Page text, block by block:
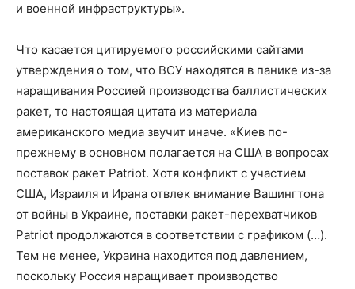
и военной инфраструктуры».
Что касается цитируемого российскими сайтами
утверждения о том, что ВСУ находятся в панике из-за
наращивания Россией производства баллистических
ракет, то настоящая цитата из материала
американского медиа звучит иначе. «Киев по-
прежнему в основном полагается на США в вопросах
поставок ракет Patriot. Хотя конфликт с участием
США, Израиля и Ирана отвлек внимание Вашингтона
от войны в Украине, поставки ракет-перехватчиков
Patriot продолжаются в соответствии с графиком (…).
Тем не менее, Украина находится под давлением,
поскольку Россия наращивает производство